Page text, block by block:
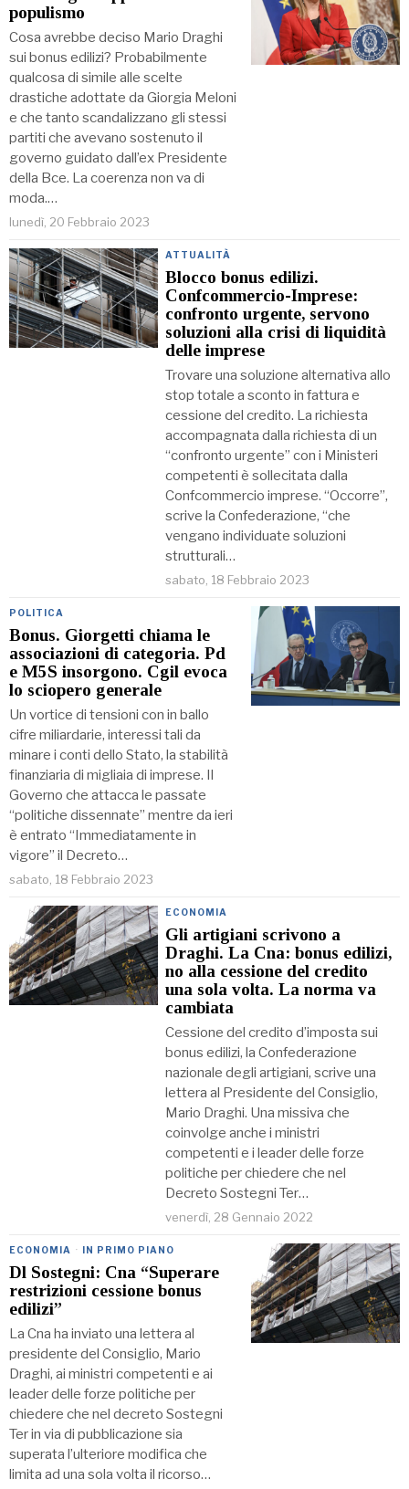
populismo
Cosa avrebbe deciso Mario Draghi
sui bonus edilizi? Probabilmente
qualcosa di simile alle scelte
drastiche adottate da Giorgia Meloni
e che tanto scandalizzano gli stessi
partiti che avevano sostenuto il
governo guidato dall’ex Presidente
della Bce. La coerenza non va di
moda.…
lunedì, 20 Febbraio 2023
ATTUALITÀ
Blocco bonus edilizi.
Confcommercio-Imprese:
confronto urgente, servono
soluzioni alla crisi di liquidità
delle imprese
Trovare una soluzione alternativa allo
stop totale a sconto in fattura e
cessione del credito. La richiesta
accompagnata dalla richiesta di un
“confronto urgente” con i Ministeri
competenti è sollecitata dalla
Confcommercio imprese. “Occorre”,
scrive la Confederazione, “che
vengano individuate soluzioni
strutturali…
sabato, 18 Febbraio 2023
POLITICA
Bonus. Giorgetti chiama le
associazioni di categoria. Pd
e M5S insorgono. Cgil evoca
lo sciopero generale
Un vortice di tensioni con in ballo
cifre miliardarie, interessi tali da
minare i conti dello Stato, la stabilità
finanziaria di migliaia di imprese. Il
Governo che attacca le passate
“politiche dissennate” mentre da ieri
è entrato “Immediatamente in
vigore” il Decreto…
sabato, 18 Febbraio 2023
ECONOMIA
Gli artigiani scrivono a
Draghi. La Cna: bonus edilizi,
no alla cessione del credito
una sola volta. La norma va
cambiata
Cessione del credito d’imposta sui
bonus edilizi, la Confederazione
nazionale degli artigiani, scrive una
lettera al Presidente del Consiglio,
Mario Draghi. Una missiva che
coinvolge anche i ministri
competenti e i leader delle forze
politiche per chiedere che nel
Decreto Sostegni Ter…
venerdì, 28 Gennaio 2022
ECONOMIA · IN PRIMO PIANO
Dl Sostegni: Cna “Superare
restrizioni cessione bonus
edilizi”
La Cna ha inviato una lettera al
presidente del Consiglio, Mario
Draghi, ai ministri competenti e ai
leader delle forze politiche per
chiedere che nel decreto Sostegni
Ter in via di pubblicazione sia
superata l’ulteriore modifica che
limita ad una sola volta il ricorso…